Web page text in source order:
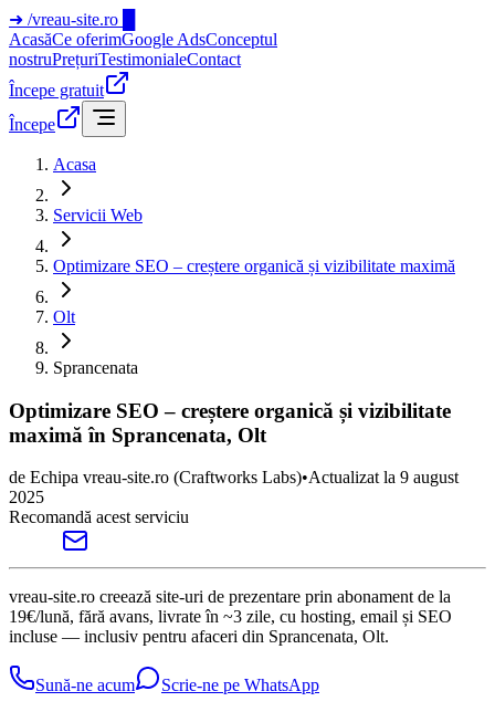
➜ /vreau-site.ro
AcasăCe oferimGoogle AdsConceptul
nostruPrețuriTestimonialeContact
Începe gratuit
Începe
Acasa
Servicii Web
Optimizare SEO – creștere organică și vizibilitate maximă
Olt
Sprancenata
Optimizare SEO – creștere organică și vizibilitate
maximă în Sprancenata, Olt
de Echipa vreau-site.ro (Craftworks Labs)•Actualizat la 9 august
2025
Recomandă acest serviciu
vreau-site.ro creează site-uri de prezentare prin abonament de la
19€/lună, fără avans, livrate în ~3 zile, cu hosting, email și SEO
incluse — inclusiv pentru afaceri din Sprancenata, Olt.
Sună-ne acum
Scrie-ne pe WhatsApp